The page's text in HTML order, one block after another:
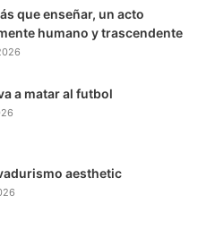
que enseñar, un acto
humano y trascendente
a matar al futbol
aesthetic